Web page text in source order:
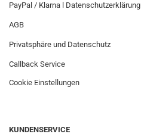
PayPal / Klarna l Datenschutzerklärung
AGB
Privatsphäre und Datenschutz
Callback Service
Cookie Einstellungen
KUNDENSERVICE